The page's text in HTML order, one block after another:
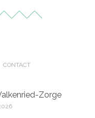
CONTACT
Zorge